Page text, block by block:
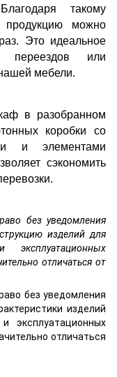
такому
продукцию можно
Это идеальное
или
мебели.
в разобранном
коробки со
и элементами
сэкономить
без уведомления
изделий для
отличаться от
без уведомления
изделий
эксплуатационных
отличаться